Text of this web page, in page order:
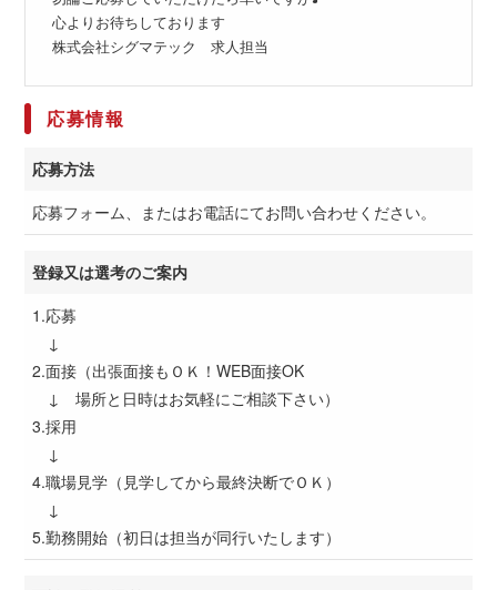
心よりお待ちしております
株式会社シグマテック 求人担当
応募情報
応募方法
応募フォーム、またはお電話にてお問い合わせください。
登録又は選考のご案内
1.応募
↓
2.面接（出張面接もＯＫ！WEB面接OK
↓ 場所と日時はお気軽にご相談下さい）
3.採用
↓
4.職場見学（見学してから最終決断でＯＫ）
↓
5.勤務開始（初日は担当が同行いたします）